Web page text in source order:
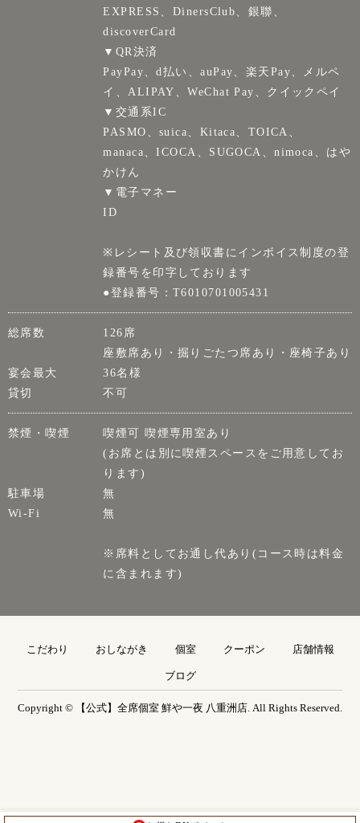
EXPRESS、DinersClub、銀聯、
discoverCard
▼QR決済
PayPay、d払い、auPay、楽天Pay、メルペ
イ、ALIPAY、WeChat Pay、クイックペイ
▼交通系IC
PASMO、suica、Kitaca、TOICA、
manaca、ICOCA、SUGOCA、nimoca、はや
かけん
▼電子マネー
ID
※レシート及び領収書にインボイス制度の登
録番号を印字しております
●登録番号：T6010701005431
総席数
126席
座敷席あり・掘りごたつ席あり・座椅子あり
宴会最大
36名様
貸切
不可
禁煙・喫煙
喫煙可 喫煙専用室あり
(お席とは別に喫煙スペースをご用意してお
ります)
駐車場
無
Wi-Fi
無
※席料としてお通し代あり(コース時は料金
に含まれます)
こだわり おしながき 個室 クーポン 店舗情報
ブログ
Copyright © 【公式】全席個室 鮮や一夜 八重洲店. All Rights Reserved.